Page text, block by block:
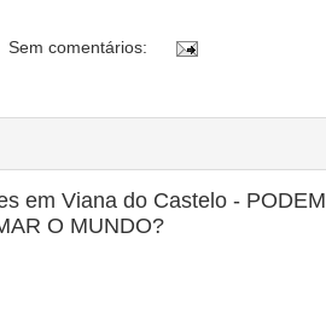
Sem comentários:
em Viana do Castelo - PODEM
O MUNDO?